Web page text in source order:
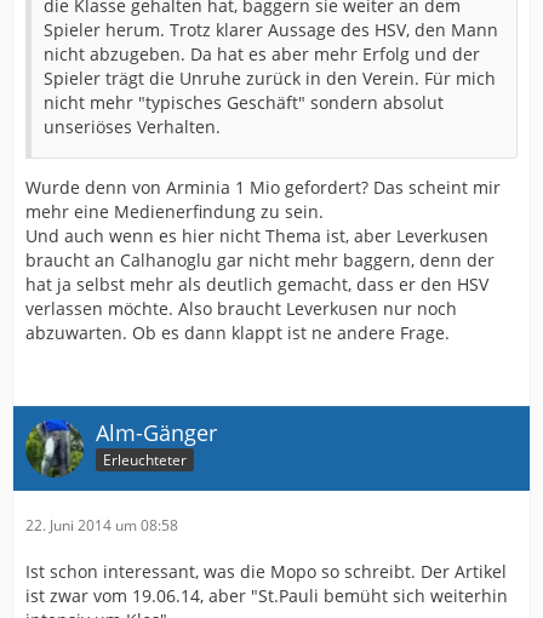
die Klasse gehalten hat, baggern sie weiter an dem
Spieler herum. Trotz klarer Aussage des HSV, den Mann
nicht abzugeben. Da hat es aber mehr Erfolg und der
Spieler trägt die Unruhe zurück in den Verein. Für mich
nicht mehr "typisches Geschäft" sondern absolut
unseriöses Verhalten.
Wurde denn von Arminia 1 Mio gefordert? Das scheint mir
mehr eine Medienerfindung zu sein.
Und auch wenn es hier nicht Thema ist, aber Leverkusen
braucht an Calhanoglu gar nicht mehr baggern, denn der
hat ja selbst mehr als deutlich gemacht, dass er den HSV
verlassen möchte. Also braucht Leverkusen nur noch
abzuwarten. Ob es dann klappt ist ne andere Frage.
Alm-Gänger
Erleuchteter
22. Juni 2014 um 08:58
Ist schon interessant, was die Mopo so schreibt. Der Artikel
ist zwar vom 19.06.14, aber "St.Pauli bemüht sich weiterhin